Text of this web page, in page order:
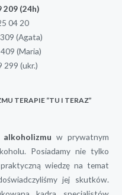
209(24h)
04 20
(Agata)
(Maria)
299 (ukr.)
TERAPIE “TU I TERAZ”
alkoholizmu w prywatnym
Posiadamy nie tylko
wiedzę na temat
jej skutków.